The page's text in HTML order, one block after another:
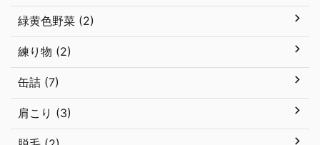
緑黄色野菜 (2)
練り物 (2)
缶詰 (7)
肩こり (3)